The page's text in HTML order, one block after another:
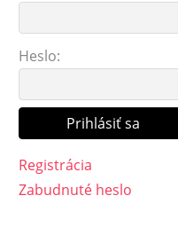
Heslo:
Registrácia
Zabudnuté heslo